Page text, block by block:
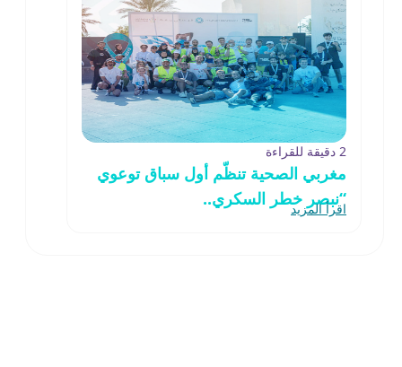
2 دقيقة للقراءة
مغربي الصحية تنظّم أول سباق توعوي
“نبصر خطر السكري..
اقرأ المزيد